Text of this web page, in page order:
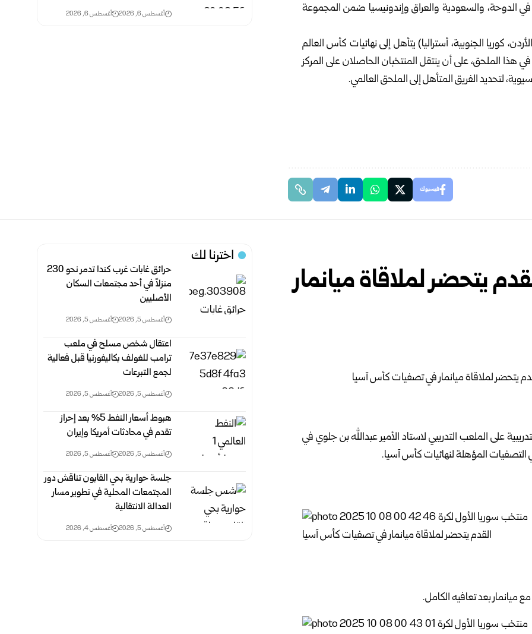
الدوحة، والسعودية والعراق وإندونيسيا ضمن المجموعة
الأردن، كوريا الجنوبية، أستراليا) يتأهل إلى نهائيات كأس العالم
هذا الملحق، على أن ينتقل المنتخبان الحاصلان على المركز
لتحديد الفريق المتأهل إلى الملحق العالمي.
فيسبوك
أغسطس 6, 2026 أغسطس 6, 2026
يتحضر لملاقاة ميانمار
على الملعب التدريبي لاستاد الأمير عبدالله بن جلوي في
التصفيات المؤهلة لنهائيات كأس آسيا.
ميانمار بعد تعافيه الكامل.
اخترنا لك
حرائق غابات غرب كندا تدمر نحو 230
منزلاً في أحد مجتمعات السكان
الأصليين
أغسطس 5, 2026 أغسطس 5, 2026
اعتقال شخص مسلح في ملعب
ترامب للغولف بكاليفورنيا قبل فعالية
لجمع التبرعات
أغسطس 5, 2026 أغسطس 5, 2026
هبوط أسعار النفط 5% بعد إحراز
تقدم في محادثات أمريكا وإيران
أغسطس 5, 2026 أغسطس 5, 2026
جلسة حوارية بحي القابون تناقش دور
المجتمعات المحلية في تطوير مسار
العدالة الانتقالية
أغسطس 5, 2026 أغسطس 4, 2026